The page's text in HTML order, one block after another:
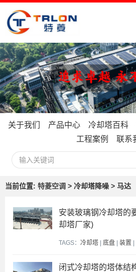
关于我们 产品中心 冷却塔百科
工程案例
联系
当前位置: 特菱空调 > 冷却塔降噪 > 马达
安装玻璃钢冷却塔的
却塔厂家)
TAGS： 冷却塔 | 底盘 | 装置 |
闭式冷却塔的塔体结